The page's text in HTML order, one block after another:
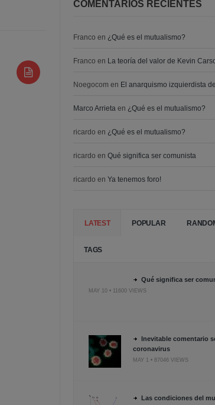
COMENTARIOS RECIENTES
Franco en ¿Qué es el mutualismo?
Franco en La teoría del valor de Kevin
Noegocom en El anarquismo izquierdista
Marco Arrieta en ¿Qué es el mutualismo?
ricardo en ¿Qué es el mutualismo?
ricardo enQué significa ser comunista
ricardo enYa tenemos foro!
LATEST POPULAR
TAGS
Qué significa ser
MAY 10 • 11600 VIEWS
Inevitable comentario
coronavirus
MAY 1 • 87046 VIEWS
Las condiciones del